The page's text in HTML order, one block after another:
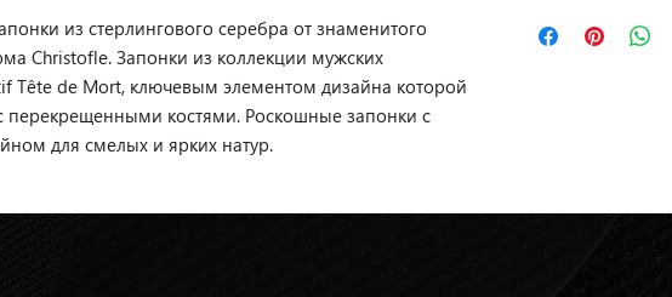
из стерлингового серебра от знаменитого
Christofle. Запонки из коллекции мужских
Tête de Mort, ключевым элементом дизайна которой
перекрещенными костями. Роскошные запонки с
для смелых и ярких натур.
Наличие: в салоне